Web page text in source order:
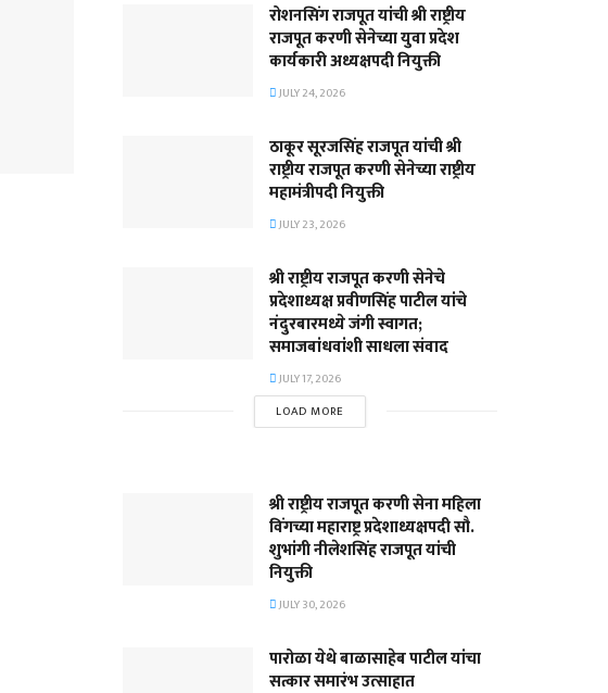
रोशनसिंग राजपूत यांची श्री राष्ट्रीय
राजपूत करणी सेनेच्या युवा प्रदेश
कार्यकारी अध्यक्षपदी नियुक्ती
JULY 24, 2026
ठाकूर सूरजसिंह राजपूत यांची श्री
राष्ट्रीय राजपूत करणी सेनेच्या राष्ट्रीय
महामंत्रीपदी नियुक्ती
JULY 23, 2026
श्री राष्ट्रीय राजपूत करणी सेनेचे
प्रदेशाध्यक्ष प्रवीणसिंह पाटील यांचे
नंदुरबारमध्ये जंगी स्वागत;
समाजबांधवांशी साधला संवाद
JULY 17, 2026
LOAD MORE
श्री राष्ट्रीय राजपूत करणी सेना महिला
विंगच्या महाराष्ट्र प्रदेशाध्यक्षपदी सौ.
शुभांगी नीलेशसिंह राजपूत यांची
नियुक्ती
JULY 30, 2026
पारोळा येथे बाळासाहेब पाटील यांचा
सत्कार समारंभ उत्साहात